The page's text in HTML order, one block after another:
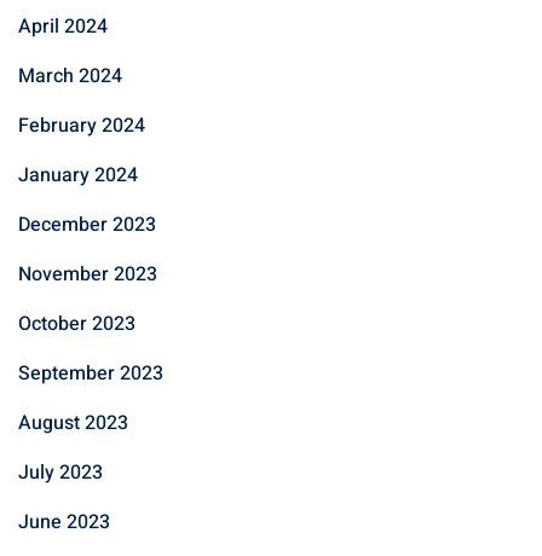
April 2024
March 2024
February 2024
January 2024
December 2023
November 2023
October 2023
September 2023
August 2023
July 2023
June 2023